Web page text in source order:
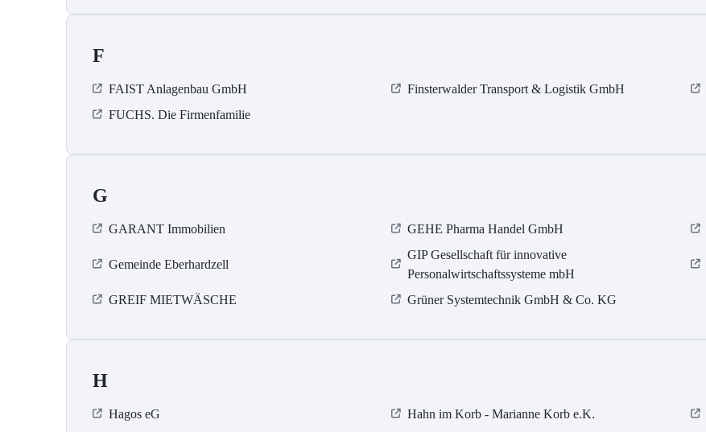
F
FAIST Anlagenbau GmbH Finsterwalder Transport & Logistik GmbH
FUCHS. Die Firmenfamilie
G
GARANT Immobilien GEHE Pharma Handel GmbH
Gemeinde Eberhardzell
GIP Gesellschaft für innovative
Personalwirtschaftssysteme mbH
GREIF MIETWÄSCHE Grüner Systemtechnik GmbH & Co. KG
H
Hagos eG Hahn im Korb - Marianne Korb e.K.